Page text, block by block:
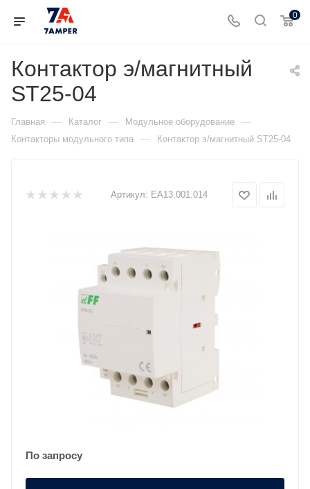
0
Контактор э/магнитный
ST25-04
Главная — Каталог — Модульное оборудование —
Контакторы модульного типа — Контактор э/магнитный ST25-04
Артикул: EA13.001.014
По запросу